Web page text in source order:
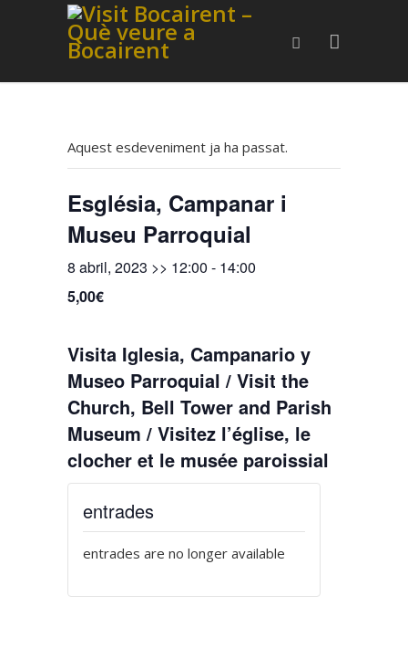
Aquest esdeveniment ja ha passat.
Església, Campanar i
Museu Parroquial
8 abril, 2023 >> 12:00 - 14:00
5,00€
Visita Iglesia, Campanario y
Museo Parroquial / Visit the
Church, Bell Tower and Parish
Museum / Visitez l’église, le
clocher et le musée paroissial
entrades
entrades are no longer available